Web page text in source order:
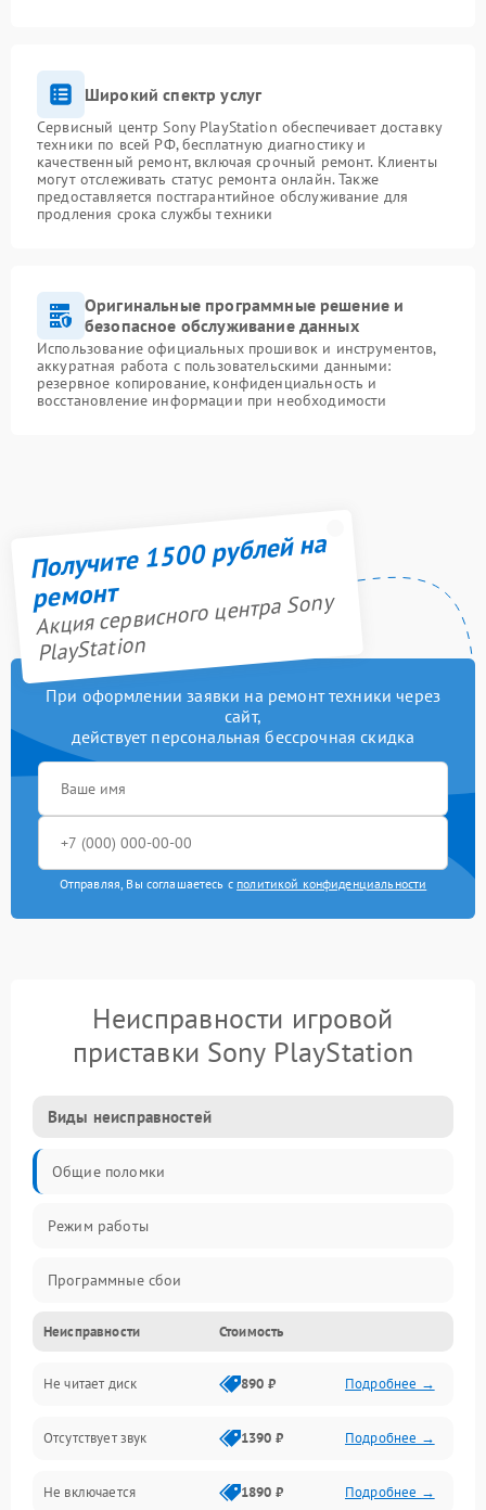
Широкий спектр услуг
Сервисный центр Sony PlayStation обеспечивает доставку
техники по всей РФ, бесплатную диагностику и
качественный ремонт, включая срочный ремонт. Клиенты
могут отслеживать статус ремонта онлайн. Также
предоставляется постгарантийное обслуживание для
продления срока службы техники
Оригинальные программные решение и
безопасное обслуживание данных
Использование официальных прошивок и инструментов,
аккуратная работа с пользовательскими данными:
резервное копирование, конфиденциальность и
восстановление информации при необходимости
Получите 1500 рублей на
ремонт
Акция сервисного центра Sony
PlayStation
При оформлении заявки на ремонт техники через
сайт,
действует персональная бессрочная скидка
Отправляя, Вы соглашаетесь с политикой конфиденциальности
Неисправности игровой
приставки Sony PlayStation
Виды неисправностей
Общие поломки
Режим работы
Программные сбои
Видео и HDMI
Звук и аудиовыходы
Диски и привод
Сеть и онлайн
Неисправности Стоимость
Не читает диск 890 ₽ Подробнее →
Отсутствует звук 1390 ₽ Подробнее →
Не включается 1890 ₽ Подробнее →